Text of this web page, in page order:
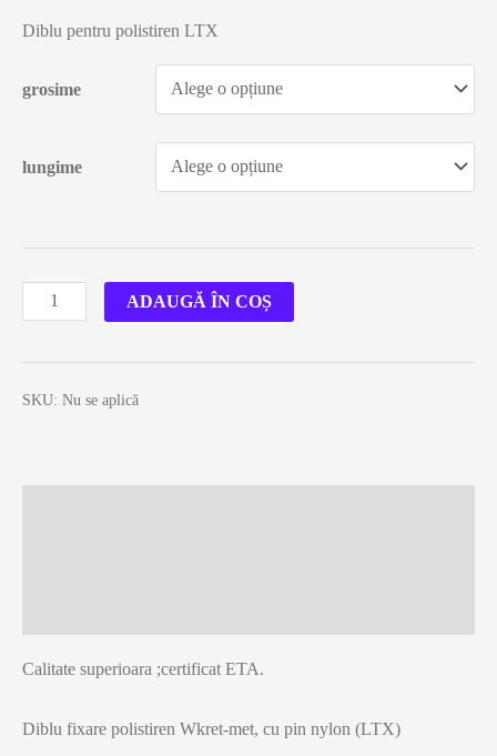
Diblu pentru polistiren LTX
grosime
lungime
Cantitate
pentru
polistiren
ADAUGĂ ÎN COȘ
SKU: Nu se aplică
Calitate superioara ;certificat ETA.
Diblu fixare polistiren Wkret-met, cu pin nylon (LTX)